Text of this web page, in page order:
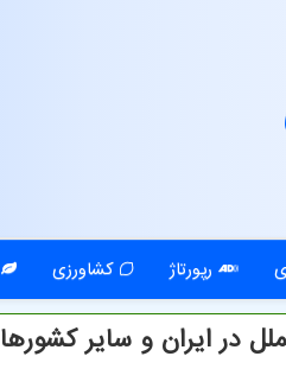
رپورتاژ کشاورزی
در ایران و سایر کشورها